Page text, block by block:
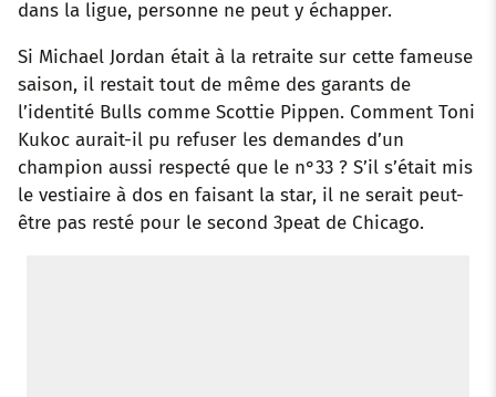
dans la ligue, personne ne peut y échapper.
Si Michael Jordan était à la retraite sur cette fameuse
saison, il restait tout de même des garants de
l’identité Bulls comme Scottie Pippen. Comment Toni
Kukoc aurait-il pu refuser les demandes d’un
champion aussi respecté que le n°33 ? S’il s’était mis
le vestiaire à dos en faisant la star, il ne serait peut-
être pas resté pour le second 3peat de Chicago.